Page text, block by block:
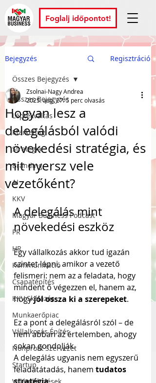
Foglalj időpontot!
Bejegyzés Regisztráció
Összes Bejegyzés
Léptékváltás
Marketing
Stratégia
Branding
AI
KKV
Magyar Business Podcast
PR
HR
Kommunikáció
Csapatépítés
KKV Skálázás
Munkaerőpiac
Vállalkozás Építés
Nonprofit Szervezet
Startup
Összes Bejegyzés
Hogyan lesz a
delegálásból valódi
növekedési stratégia, és
mit nyersz vele
vezetőként?
Zsolnai-Nagy Andrea
2025. aug. 27.5 perc olvasás
A delegálás mint
növekedési eszköz
Egy vállalkozás akkor tud igazán
szintet lépni, amikor a vezető
felismeri: nem az a feladata, hogy
mindent ő végezzen el, hanem az,
hogy jól ossza ki a szerepeket.
Ez a pont a delegálásról szól – de
nem abban az értelemben, ahogy
sokan gondolják.
A delegálás ugyanis nem egyszerű
feladatátadás, hanem tudatos